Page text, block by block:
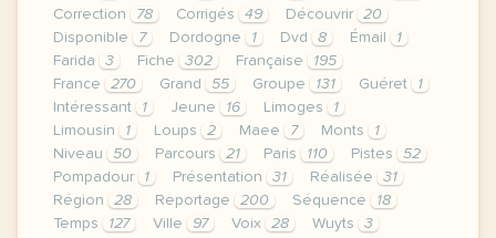
Correction
78 Corrigés 49 Découvrir
20
Disponible
7 Dordogne 1 Dvd 8 Émail
1
Farida
3 Fiche 302 Française
195
France
270 Grand 55 Groupe 131 Guéret
1
Intéressant
1 Jeune 16 Limoges
1
Limousin
1 Loups 2 Maee 7 Monts
1
Niveau
50 Parcours 21 Paris 110 Pistes
52
Pompadour
1 Présentation 31 Réalisée
31
Région
28 Reportage 200 Séquence
18
Temps
127 Ville 97 Voix 28 Wuyts
3